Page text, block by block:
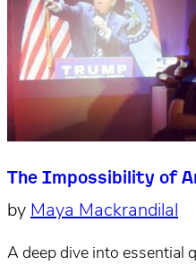
The Impossibility of
by Maya Mackrandilal
A deep dive into essential